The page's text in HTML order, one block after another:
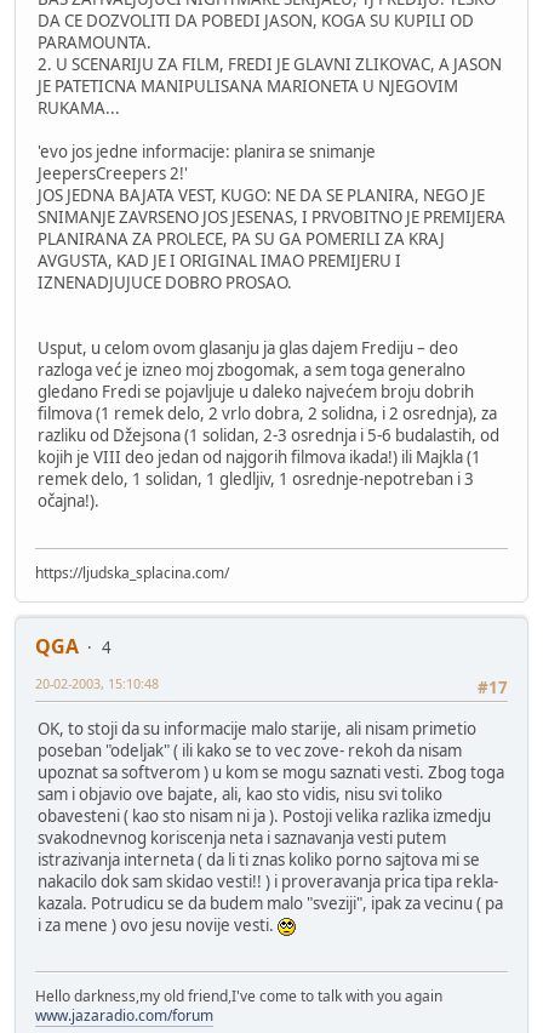
DA CE DOZVOLITI DA POBEDI JASON, KOGA SU KUPILI OD
PARAMOUNTA.
2. U SCENARIJU ZA FILM, FREDI JE GLAVNI ZLIKOVAC, A JASON
JE PATETICNA MANIPULISANA MARIONETA U NJEGOVIM
RUKAMA...
'evo jos jedne informacije: planira se snimanje
JeepersCreepers 2!'
JOS JEDNA BAJATA VEST, KUGO: NE DA SE PLANIRA, NEGO JE
SNIMANJE ZAVRSENO JOS JESENAS, I PRVOBITNO JE PREMIJERA
PLANIRANA ZA PROLECE, PA SU GA POMERILI ZA KRAJ
AVGUSTA, KAD JE I ORIGINAL IMAO PREMIJERU I
IZNENADJUJUCE DOBRO PROSAO.
Usput, u celom ovom glasanju ja glas dajem Frediju – deo
razloga već je izneo moj zbogomak, a sem toga generalno
gledano Fredi se pojavljuje u daleko najvećem broju dobrih
filmova (1 remek delo, 2 vrlo dobra, 2 solidna, i 2 osrednja), za
razliku od Džejsona (1 solidan, 2-3 osrednja i 5-6 budalastih, od
kojih je VIII deo jedan od najgorih filmova ikada!) ili Majkla (1
remek delo, 1 solidan, 1 gledljiv, 1 osrednje-nepotreban i 3
očajna!).
https://ljudska_splacina.com/
QGA
4
#17
20-02-2003, 15:10:48
OK, to stoji da su informacije malo starije, ali nisam primetio
poseban "odeljak" ( ili kako se to vec zove- rekoh da nisam
upoznat sa softverom ) u kom se mogu saznati vesti. Zbog toga
sam i objavio ove bajate, ali, kao sto vidis, nisu svi toliko
obavesteni ( kao sto nisam ni ja ). Postoji velika razlika izmedju
svakodnevnog koriscenja neta i saznavanja vesti putem
istrazivanja interneta ( da li ti znas koliko porno sajtova mi se
nakacilo dok sam skidao vesti!! ) i proveravanja prica tipa rekla-
kazala. Potrudicu se da budem malo "sveziji", ipak za vecinu ( pa
i za mene ) ovo jesu novije vesti.
Hello darkness,my old friend,I've come to talk with you again
www.jazaradio.com/forum